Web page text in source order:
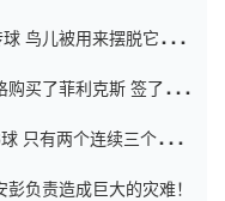
鸟儿被用来摆脱它
购买了菲利克斯 签了7年
只有两个连续三个连续
负责造成巨大的灾难！